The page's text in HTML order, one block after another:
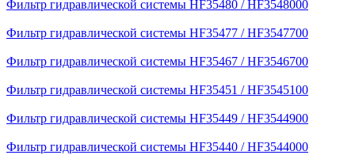
Фильтр гидравлической системы HF35480 / HF3548000
Фильтр гидравлической системы HF35477 / HF3547700
Фильтр гидравлической системы HF35467 / HF3546700
Фильтр гидравлической системы HF35451 / HF3545100
Фильтр гидравлической системы HF35449 / HF3544900
Фильтр гидравлической системы HF35440 / HF3544000